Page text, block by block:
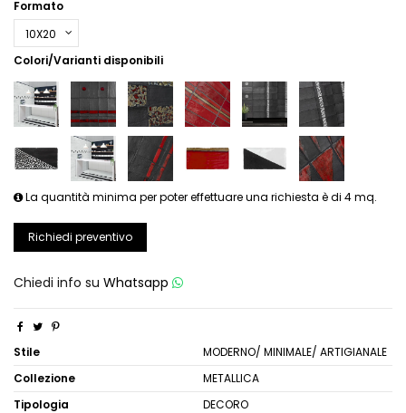
Formato
Colori/Varianti disponibili
La quantità minima per poter effettuare una richiesta è di 4 mq.
Richiedi preventivo
Chiedi info su Whatsapp
Stile
MODERNO/ MINIMALE/ ARTIGIANALE
Collezione
METALLICA
Tipologia
DECORO